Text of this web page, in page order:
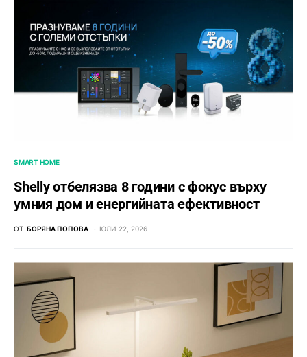
SMART HOME
Shelly отбелязва 8 години с фокус върху
умния дом и енергийната ефективност
ОТ БОРЯНА ПОПОВА ЮЛИ 22, 2026